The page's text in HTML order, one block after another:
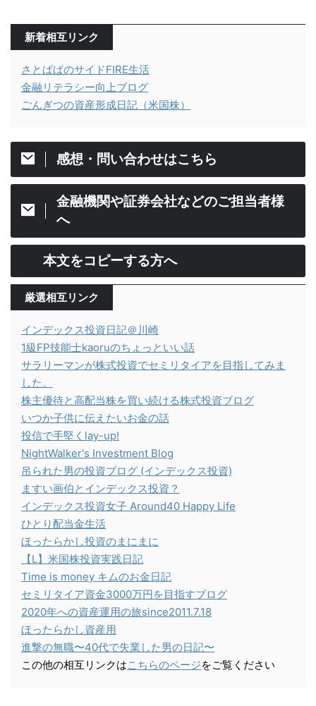
新着相互リンク
さとぱぱのサイドFIRE生活
金融リテラシー向上ブログ
ごんぎつの資産形成日記（米国株）
感想・問い合わせはこちら
金融機関や証券会社などのご担当者様
へ
本文をコピーする方へ
厳選相互リンク
インデックス投資日記＠川崎
1級FP技能士kaoruのちょっといい話
サラリーマンが株式投資でセミリタイアを目指してみま
した。
株主優待と高配当株を買い続ける株式投資ブログ
いつか子供に伝えたいお金の話
投信で手堅くlay-up!
NightWalker's Investment Blog
吊られた男の投資ブログ (インデックス投資)
ますい画伯とインデックス投資？
インデックス投資女子 Around40 Happy Life
ひとり配当金生活
ほったらかし投資のまにまに
【L】米国株投資実践日記
Time is money キムのお金日記
セミリタイア資金3000万円を目指すブログ
2020年への資産運用の旅since2011.7.18
ほったらかし資産用
進撃の無職〜40代で失業した男の日記〜
この他の相互リンクはこちらのページをご覧ください